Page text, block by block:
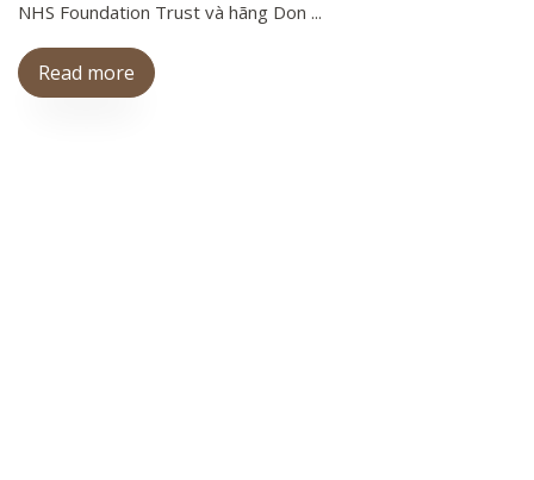
NHS Foundation Trust và hãng Don ...
Read more